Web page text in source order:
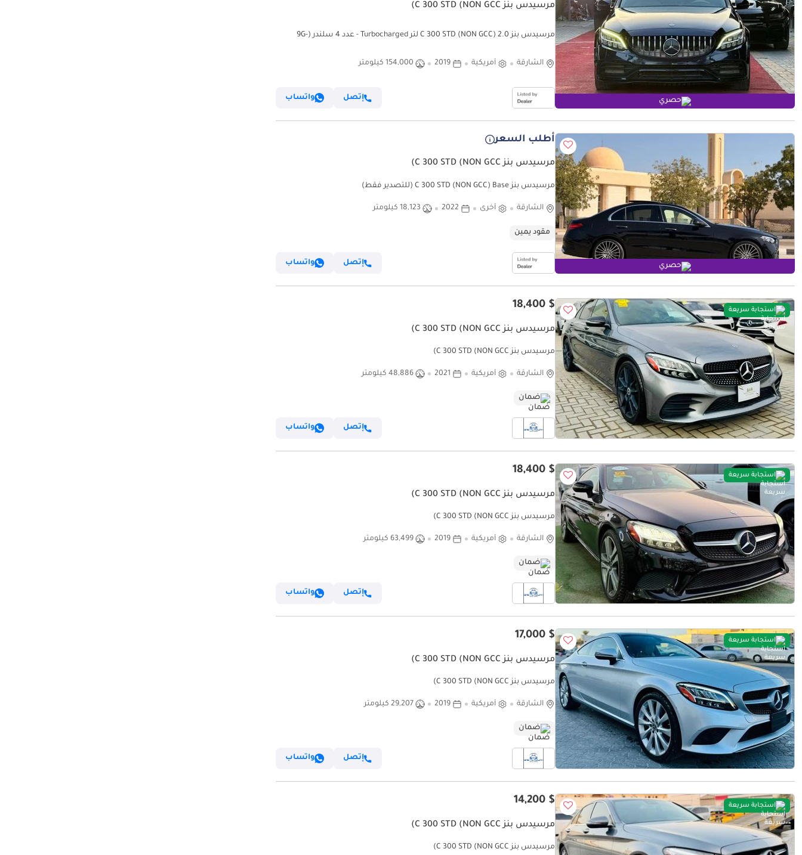
حصري
مرسيدس بنز C 300 STD (NON GCC)
مرسيدس بنز C 300 STD (NON GCC) 2.0 لتر Turbocharged - عدد 4 سلندر (9G-
الشارقة أمريكية 2019 154,000 كيلومتر
إتصل واتساب
حصري
أطلب السعر
مرسيدس بنز C 300 STD (NON GCC)
مرسيدس بنز C 300 STD (NON GCC) Base (للتصدير فقط)
الشارقة أخرى 2022 18,123 كيلومتر
مقود يمين
إتصل واتساب
استجابة سريعة $ 18,400
مرسيدس بنز C 300 STD (NON GCC)
مرسيدس بنز C 300 STD (NON GCC)
الشارقة أمريكية 2021 48,886 كيلومتر
ضمان
إتصل واتساب
استجابة سريعة $ 18,400
مرسيدس بنز C 300 STD (NON GCC)
مرسيدس بنز C 300 STD (NON GCC)
الشارقة أمريكية 2019 63,499 كيلومتر
ضمان
إتصل واتساب
استجابة سريعة $ 17,000
مرسيدس بنز C 300 STD (NON GCC)
مرسيدس بنز C 300 STD (NON GCC)
الشارقة أمريكية 2019 29,207 كيلومتر
ضمان
إتصل واتساب
استجابة سريعة $ 14,200
مرسيدس بنز C 300 STD (NON GCC)
مرسيدس بنز C 300 STD (NON GCC)